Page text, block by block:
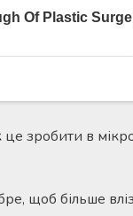
зробити в
щоб більше